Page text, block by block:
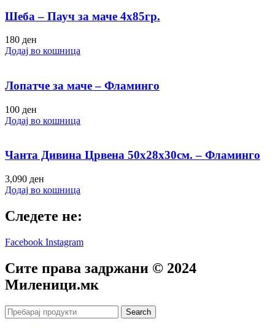
Шеба – Пауч за маче 4х85гр.
180 ден
Додај во кошница
Лопатче за маче – Фламинго
100 ден
Додај во кошница
Чанта Дивина Црвена 50х28х30см. – Фламинго
3,090 ден
Додај во кошница
Следете не:
Facebook Instagram
Сите права задржани © 2024
Mиленици.мк
Search